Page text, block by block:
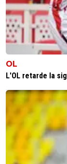
OL
L'OL retarde la